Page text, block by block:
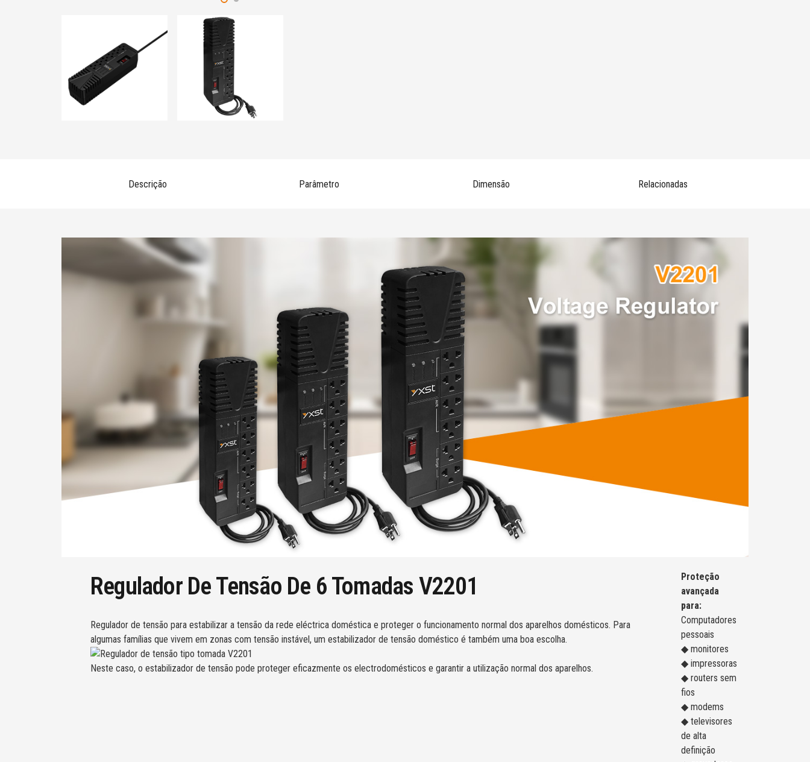
Descrição Parâmetro Dimensão Relacionadas
Regulador De Tensão De 6 Tomadas V2201
Regulador de tensão para estabilizar a tensão da rede eléctrica doméstica e proteger o funcionamento normal dos aparelhos domésticos. Para
algumas famílias que vivem em zonas com tensão instável, um estabilizador de tensão doméstico é também uma boa escolha.
Neste caso, o estabilizador de tensão pode proteger eficazmente os electrodomésticos e garantir a utilização normal dos aparelhos.
Proteção
avançada
para:
Computadores
pessoais
◆ monitores
◆ impressoras
◆ routers sem
fios
◆ modems
◆ televisores
de alta
definição